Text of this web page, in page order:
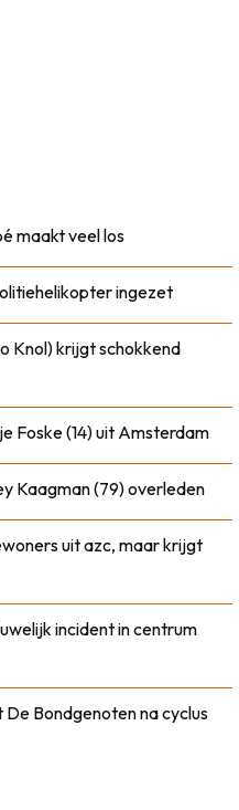
maakt veel los
ingezet
Knol) krijgt schokkend
Foske (14) uit Amsterdam
Kaagman (79) overleden
uit azc, maar krijgt
incident in centrum
Bondgenoten na cyclus